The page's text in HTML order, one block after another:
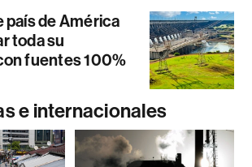
país de América
toda su
fuentes 100%
e internacionales